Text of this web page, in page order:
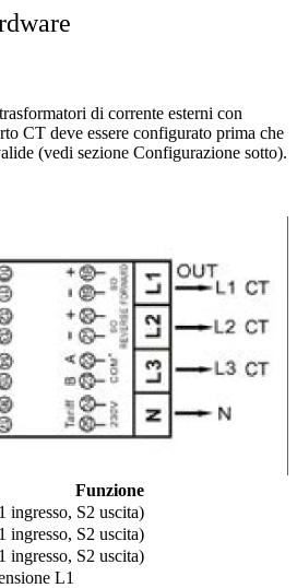
di corrente esterni con
CT deve essere configurato prima che
(vedi sezione Configurazione sotto).
Funzione
ingresso, S2 uscita)
ingresso, S2 uscita)
ingresso, S2 uscita)
L1